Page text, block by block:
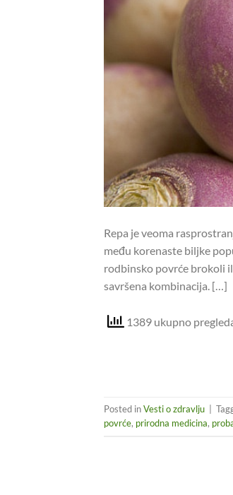
Repa je veoma
među korenaste biljke
rodbinsko povrće brokoli
savršena kombinacija. […]
1389 ukupno
Posted inVesti o zdravlju
povrće, prirodna medicina,